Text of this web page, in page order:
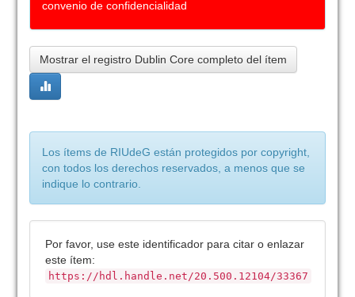
convenio de confidencialidad
Mostrar el registro Dublin Core completo del ítem
Los ítems de RIUdeG están protegidos por copyright,
con todos los derechos reservados, a menos que se
indique lo contrario.
Por favor, use este identificador para citar o enlazar
este ítem:
https://hdl.handle.net/20.500.12104/33367